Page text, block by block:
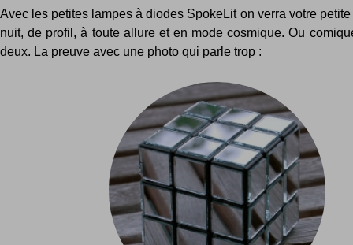
Avec les petites lampes à diodes SpokeLit on verra votre
nuit, de profil, à toute allure et en mode cosmique. Ou
deux. La preuve avec une photo qui parle trop :